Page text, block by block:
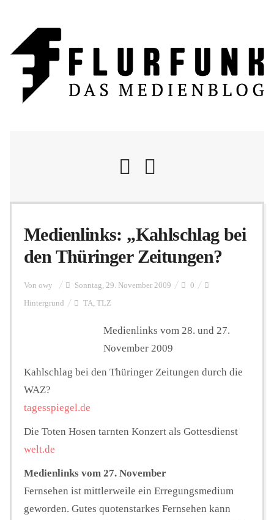
Nachrichten
Flurschelte
Personalien
Hintergrund
FUNKTURM-Beiträge
Seminare
Medienlinks: „Kahlschlag bei
den Thüringer Zeitungen?
Von owy Sonntag, 29. November 2009 0
Hintergrund TA, TLZ
Medienlinks vom 28. und 27.
November 2009
Kahlschlag bei den Thüringer Zeitungen durch die
WAZ?
tagesspiegel.de
Die Toten Hosen tarnten Konzert als Gottesdienst
welt.de
Medienlinks vom 27. November
Fernsehen ist mittlerweile ein Erregungsmedium
geworden. Gutes quotenstarkes Fernsehen kann